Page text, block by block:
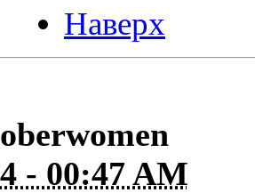
Наверх
- 00:47 AM